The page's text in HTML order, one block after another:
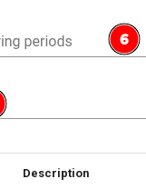
Description